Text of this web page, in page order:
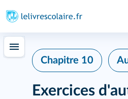
Chapitre 10
Exercices